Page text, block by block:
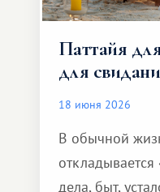
Паттайя
для
18 июня 2026
В обычной
дела, быт,